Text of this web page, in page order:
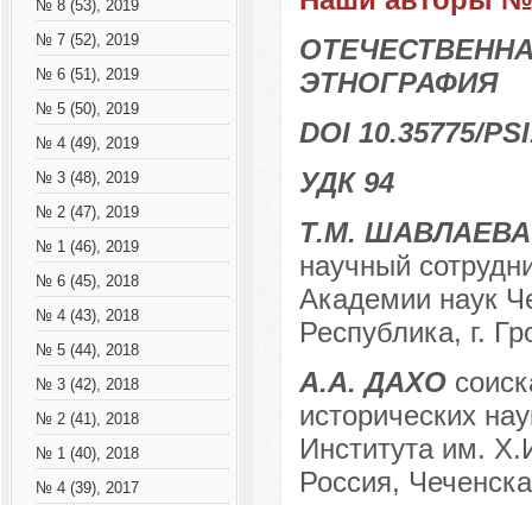
№ 8 (53), 2019
№ 7 (52), 2019
№ 6 (51), 2019
№ 5 (50), 2019
№ 4 (49), 2019
№ 3 (48), 2019
№ 2 (47), 2019
№ 1 (46), 2019
№ 6 (45), 2018
№ 4 (43), 2018
№ 5 (44), 2018
№ 3 (42), 2018
№ 2 (41), 2018
№ 1 (40), 2018
№ 4 (39), 2017
ЭТНОГРАФИЯ
DOI 10.35775/
УДК 94
Т.М. ШАВЛАЕВА
научный
Академии наук
Республика, г.
А.А. ДАХО
исторических
Института им.
Россия,